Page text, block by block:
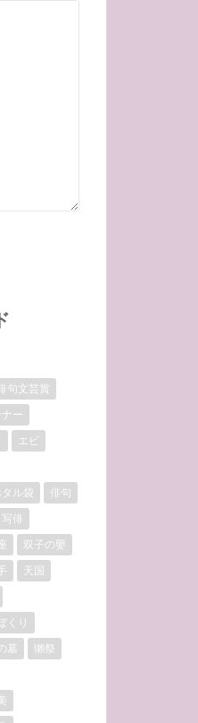
句文芸賞
ー
エビ
ル袋
俳句
写俳
双子の嬰
天国
くり
墓
獺祭